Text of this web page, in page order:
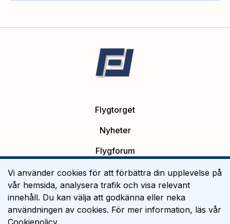
Flygtorget
Nyheter
Flygforum
Platsannonser
Flygutbildning
Om Flygtorget
Vi använder cookies för att förbättra din upplevelse på
vår hemsida, analysera trafik och visa relevant
innehåll. Du kan välja att godkänna eller neka
användningen av cookies. För mer information, läs vår
Cookiepolicy.